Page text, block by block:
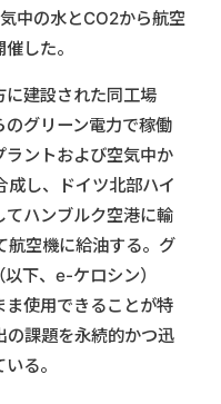
中の水とCO2から航空
した。
に建設された同工場
グリーン電力で稼働
ントおよび空気中か
成し、ドイツ北部ハイ
ハンブルク空港に輸
航空機に給油する。グ
下、e-ケロシン）
使用できることが特
の課題を永続的かつ迅
る。